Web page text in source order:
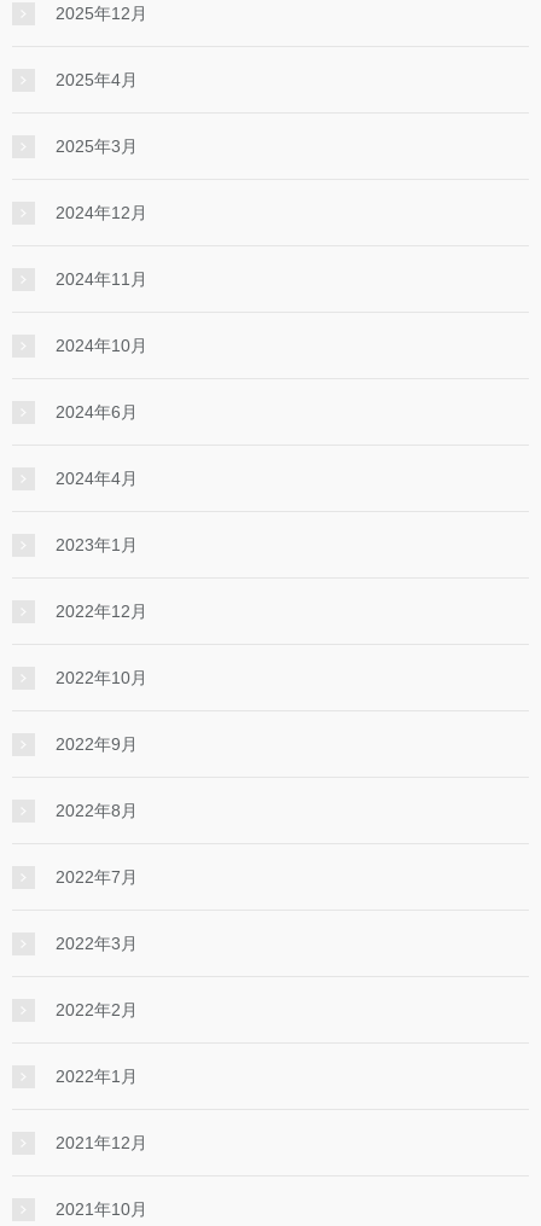
2025年12月
2025年4月
2025年3月
2024年12月
2024年11月
2024年10月
2024年6月
2024年4月
2023年1月
2022年12月
2022年10月
2022年9月
2022年8月
2022年7月
2022年3月
2022年2月
2022年1月
2021年12月
2021年10月